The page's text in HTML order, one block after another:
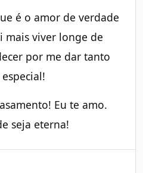
é o amor de verdade
mais viver longe de
por me dar tanto
Eu te amo.
seja eterna!